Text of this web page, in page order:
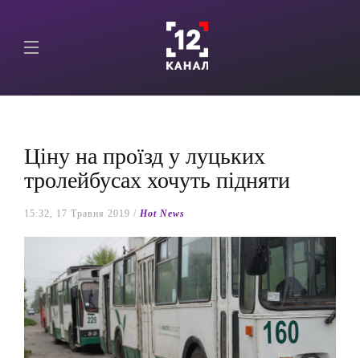
Ціну на проїзд у луцьких
тролейбусах хочуть підняти
15:32, 17 Травня 2019 / Hot News